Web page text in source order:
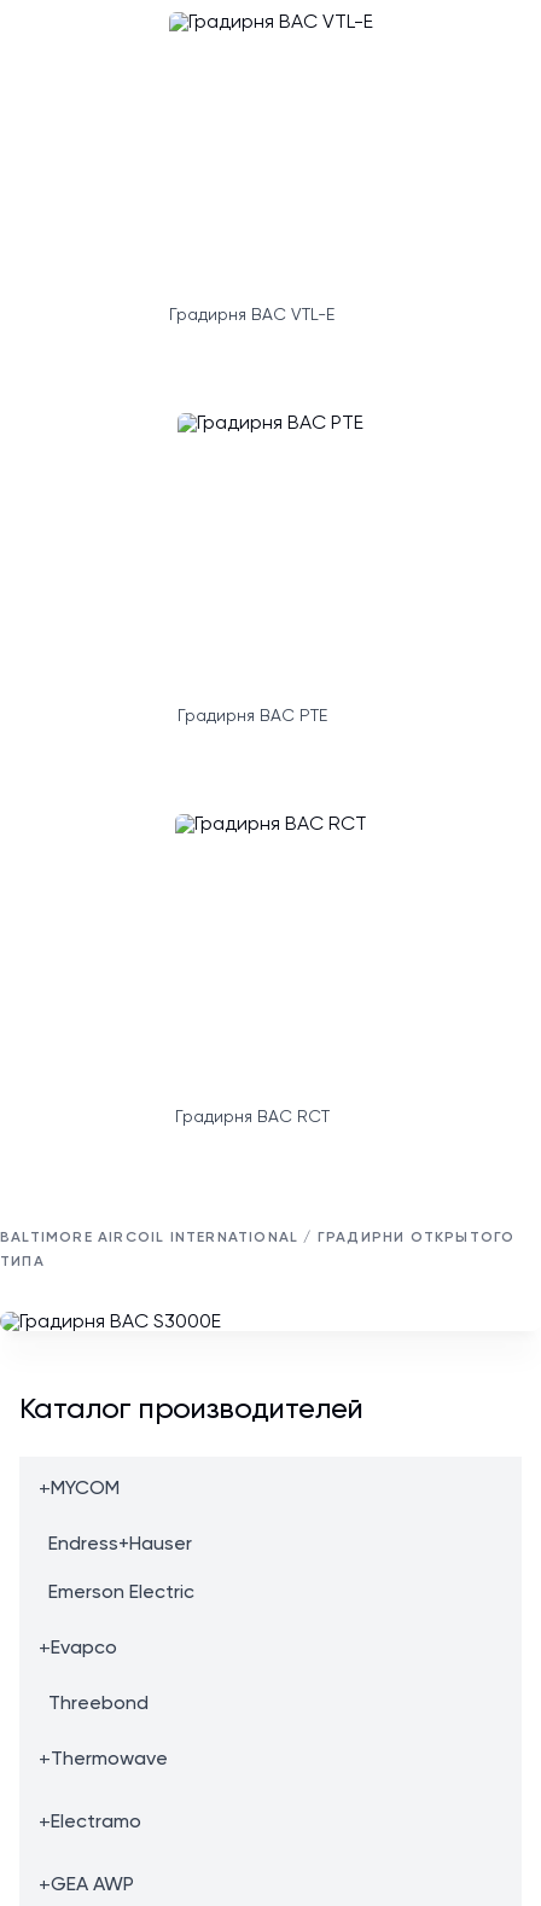
Градирня BAC VTL-E
Градирня BAC PTE
Градирня BAC RCT
BALTIMORE AIRCOIL INTERNATIONAL / ГРАДИРНИ ОТКРЫТОГО
ТИПА
Каталог производителей
+MYCOM
Endress+Hauser
Emerson Electric
+Evapco
Threebond
+Thermowave
+Electramo
+GEA AWP